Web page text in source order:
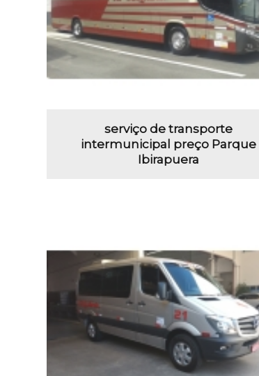
serviço de transporte
intermunicipal preço Parque
Ibirapuera